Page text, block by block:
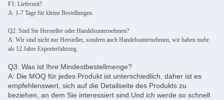
F1: Lieferzeit?
A: 1-7 Tage für kleine Bestellungen.
Q2: Sind Sie Hersteller oder Handelsunternehmen?
A: Wir sind nicht nur Hersteller, sondern auch Handelsunternehmen, wir haben mehr
als 12 Jahre Exporterfahrung.
Q3: Was ist Ihre Mindestbestellmenge?
A: Die MOQ für jedes Produkt ist unterschiedlich, daher ist es
empfehlenswert, sich auf die Detailseite des Produkts zu
beziehen, an dem Sie interessiert sind.Und ich werde so schnell